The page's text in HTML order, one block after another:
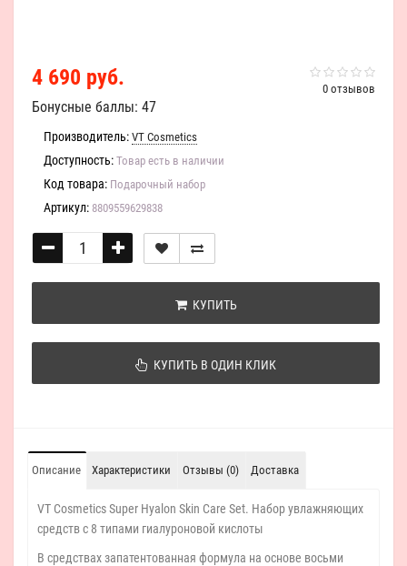
0 отзывов
4 690 руб.
Бонусные баллы: 47
Производитель: VT Cosmetics
Доступность: Товар есть в наличии
Код товара: Подарочный набор
Артикул: 8809559629838
КУПИТЬ
КУПИТЬ В ОДИН КЛИК
Описание Характеристики Отзывы (0) Доставка
VT Cosmetics Super Hyalon Skin Care Set. Набор увлажняющих
средств с 8 типами гиалуроновой кислоты
В средствах запатентованная формула на основе восьми